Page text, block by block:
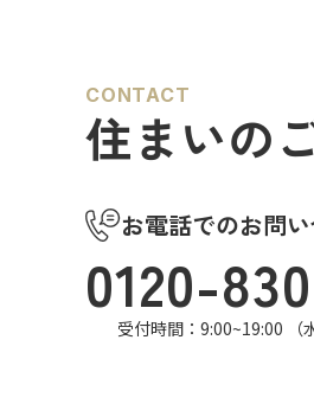
CONTACT
住まいの
お電話でのお問
0120-
受付時間：9:00~19:00 （